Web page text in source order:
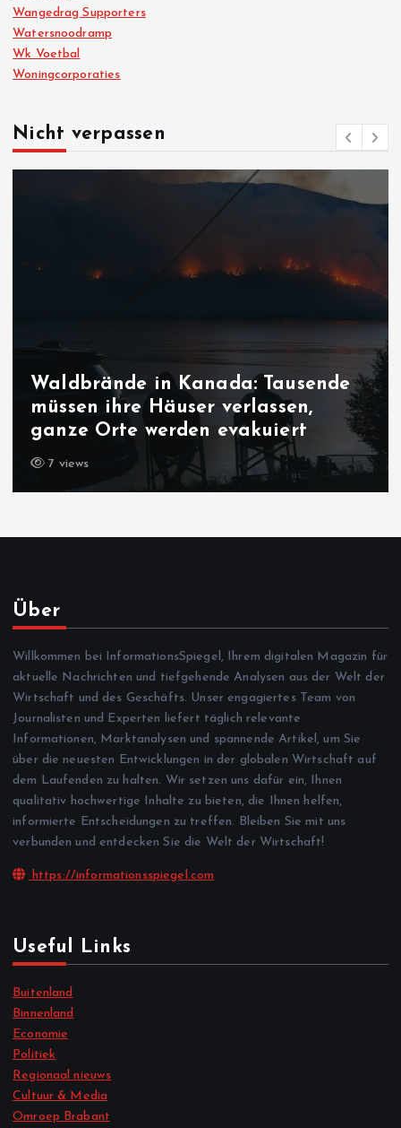
Wangedrag Supporters
Watersnoodramp
Wk Voetbal
Woningcorporaties
Nicht verpassen
Bedrohung der liberalen
Demokratie: Macht es bum
Sachsen-Anhalt?
7 views
Über
Willkommen bei InformationsSpiegel, Ihrem digitalen Magazin für
aktuelle Nachrichten und tiefgehende Analysen aus der Welt der
Wirtschaft und des Geschäfts. Unser engagiertes Team von
Journalisten und Experten liefert täglich relevante
Informationen, Marktanalysen und spannende Artikel, um Sie
über die neuesten Entwicklungen in der globalen Wirtschaft auf
dem Laufenden zu halten. Wir setzen uns dafür ein, Ihnen
qualitativ hochwertige Inhalte zu bieten, die Ihnen helfen,
informierte Entscheidungen zu treffen. Bleiben Sie mit uns
verbunden und entdecken Sie die Welt der Wirtschaft!
https://informationsspiegel.com
Useful Links
Buitenland
Binnenland
Economie
Politiek
Regionaal nieuws
Cultuur & Media
Omroep Brabant